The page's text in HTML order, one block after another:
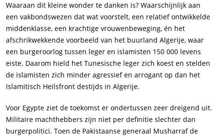
Waaraan dit kleine wonder te danken is? Waarschijnlijk aan
een vakbondswezen dat wat voorstelt, een relatief ontwikkelde
middenklasse, een krachtige vrouwenbeweging, én het
afschrikwekkende voorbeeld van het buurland Algerije, waar
een burgeroorlog tussen leger en islamisten 150 000 levens
eiste. Daarom hield het Tunesische leger zich koest en stelden
de islamisten zich minder agressief en arrogant op dan het
Islamitisch Heilsfront destijds in Algerije.
Voor Egypte ziet de toekomst er ondertussen zeer dreigend uit.
Militaire machthebbers zijn niet per definitie slechter dan
burgerpolitici. Toen de Pakistaanse generaal Musharraf de